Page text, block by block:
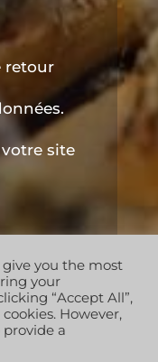
retour
site
l'apiculteur . Tous
you the most
your
“Accept All”,
However,
a